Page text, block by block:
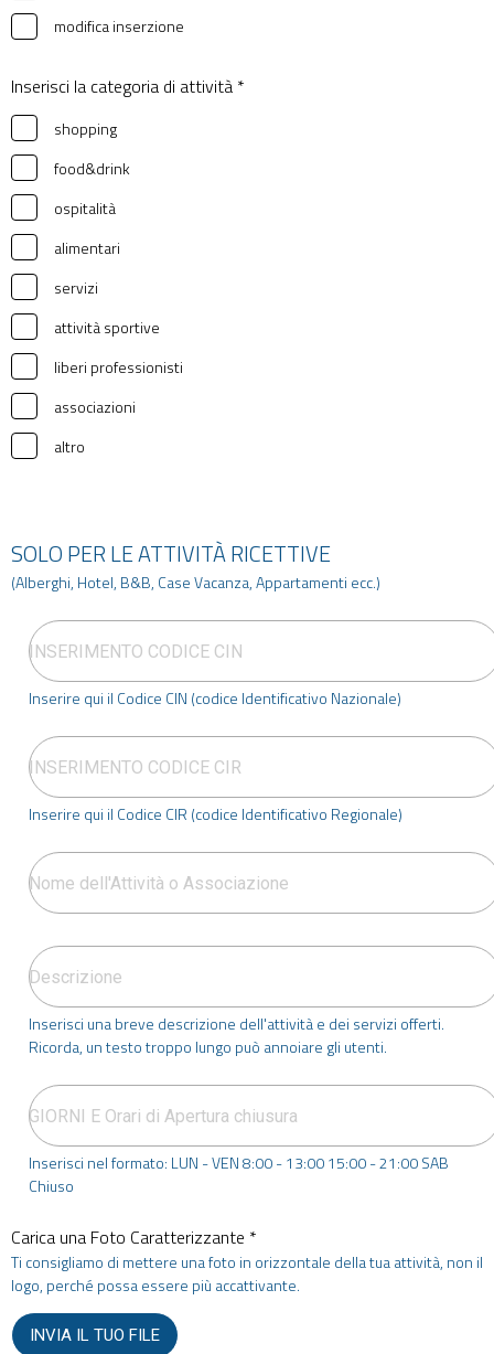
modifica inserzione
Inserisci la categoria di attività *
shopping
food&drink
ospitalità
alimentari
servizi
attività sportive
liberi professionisti
associazioni
altro
SOLO PER LE ATTIVITÀ RICETTIVE
(Alberghi, Hotel, B&B, Case Vacanza, Appartamenti ecc.)
Inserire qui il Codice CIN (codice Identificativo Nazionale)
Inserire qui il Codice CIR (codice Identificativo Regionale)
Inserisci una breve descrizione dell'attività e dei servizi offerti.
Ricorda, un testo troppo lungo può annoiare gli utenti.
Inserisci nel formato: LUN - VEN 8:00 - 13:00 15:00 - 21:00 SAB
Chiuso
Carica una Foto Caratterizzante *
Ti consigliamo di mettere una foto in orizzontale della tua attività, non il
logo, perché possa essere più accattivante.
INVIA IL TUO FILE